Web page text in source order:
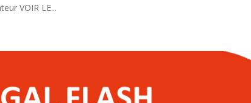
VOIR LE...